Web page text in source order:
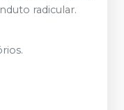
radicular.